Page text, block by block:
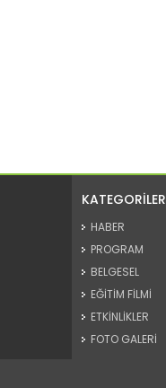
KATEGORİLER
HABER
PROGRAM
BELGESEL
EĞİTİM FİLMİ
ETKİNLİKLER
FOTO GALERİ